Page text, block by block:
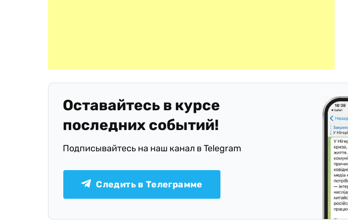
Оставайтесь в курсе
последних событий!
Подписывайтесь на наш канал в Telegram
Следить в Телеграмме